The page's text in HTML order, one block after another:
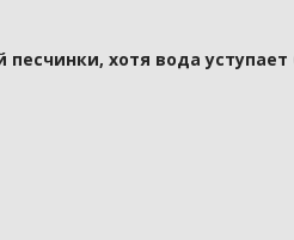
хотя вода уступает